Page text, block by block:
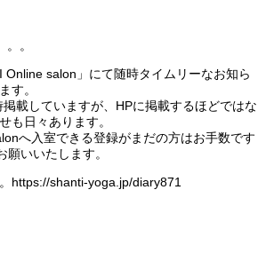
。
Online salon」にて随時タイムリーなお知ら
す。
載していますが、HPに掲載するほどではな
も日々あります。
へ入室できる登録がまだの方はお手数です
いいたします。
https://shanti-yoga.jp/diary871